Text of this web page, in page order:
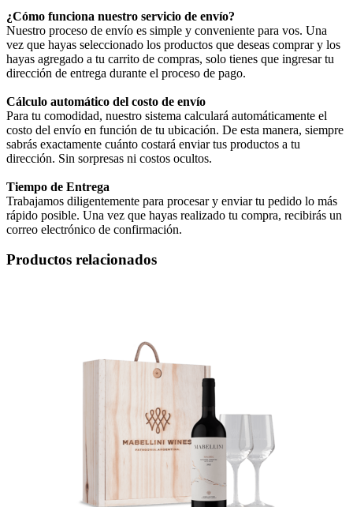
¿Cómo funciona nuestro servicio de envío?
Nuestro proceso de envío es simple y conveniente para vos. Una
vez que hayas seleccionado los productos que deseas comprar y los
hayas agregado a tu carrito de compras, solo tienes que ingresar tu
dirección de entrega durante el proceso de pago.
Cálculo automático del costo de envío
Para tu comodidad, nuestro sistema calculará automáticamente el
costo del envío en función de tu ubicación. De esta manera, siempre
sabrás exactamente cuánto costará enviar tus productos a tu
dirección. Sin sorpresas ni costos ocultos.
Tiempo de Entrega
Trabajamos diligentemente para procesar y enviar tu pedido lo más
rápido posible. Una vez que hayas realizado tu compra, recibirás un
correo electrónico de confirmación.
Productos relacionados